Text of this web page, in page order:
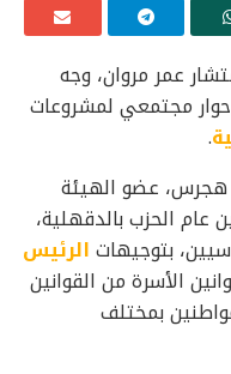
عمر مروان، وجه
مجتمعي لمشروعات
.
هجرس، عضو الهيئة
عام الحزب بالدقهلية،
بتوجيهاتالرئيس
الأسرة من القوانين
بمختلف